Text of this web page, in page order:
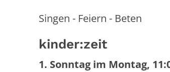
Singen - Feiern - Beten
kinder:zeit
1. Sonntag im Montag,